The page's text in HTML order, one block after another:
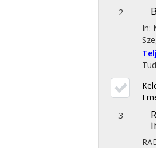
2
In:
3